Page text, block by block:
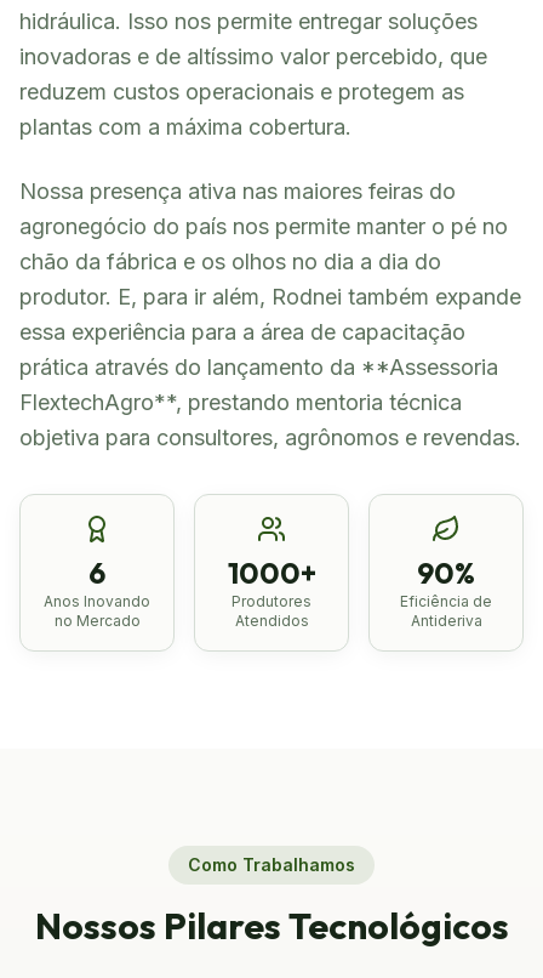
hidráulica. Isso nos permite entregar soluções
inovadoras e de altíssimo valor percebido, que
reduzem custos operacionais e protegem as
plantas com a máxima cobertura.
Nossa presença ativa nas maiores feiras do
agronegócio do país nos permite manter o pé no
chão da fábrica e os olhos no dia a dia do
produtor. E, para ir além, Rodnei também expande
essa experiência para a área de capacitação
prática através do lançamento da **Assessoria
FlextechAgro**, prestando mentoria técnica
objetiva para consultores, agrônomos e revendas.
6
Anos Inovando
no Mercado
1000+
Produtores
Atendidos
90%
Eficiência de
Antideriva
Como Trabalhamos
Nossos Pilares Tecnológicos